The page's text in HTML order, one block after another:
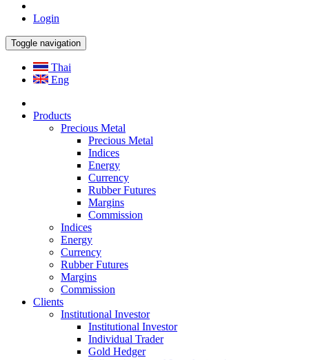
Login
Toggle navigation
Thai
Eng
Products
Precious Metal
Precious Metal
Indices
Energy
Currency
Rubber Futures
Margins
Commission
Indices
Energy
Currency
Rubber Futures
Margins
Commission
Clients
Institutional Investor
Institutional Investor
Individual Trader
Gold Hedger